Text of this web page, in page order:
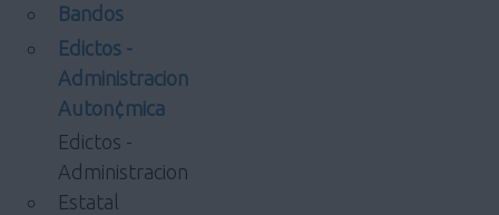
Bandos
Edictos -
Administracion
Auton¢mica
Edictos -
Administracion
Estatal